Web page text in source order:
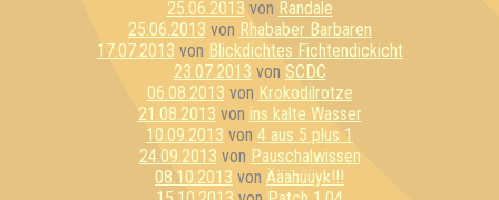
25.06.2013 von Randale
25.06.2013 von Rhababer Barbaren
17.07.2013 von Blickdichtes Fichtendickicht
23.07.2013 von SCDC
06.08.2013 von Krokodilrotze
21.08.2013 von ins kalte Wasser
10.09.2013 von 4 aus 5 plus 1
24.09.2013 von Pauschalwissen
08.10.2013 von Ääähüüyk!!!